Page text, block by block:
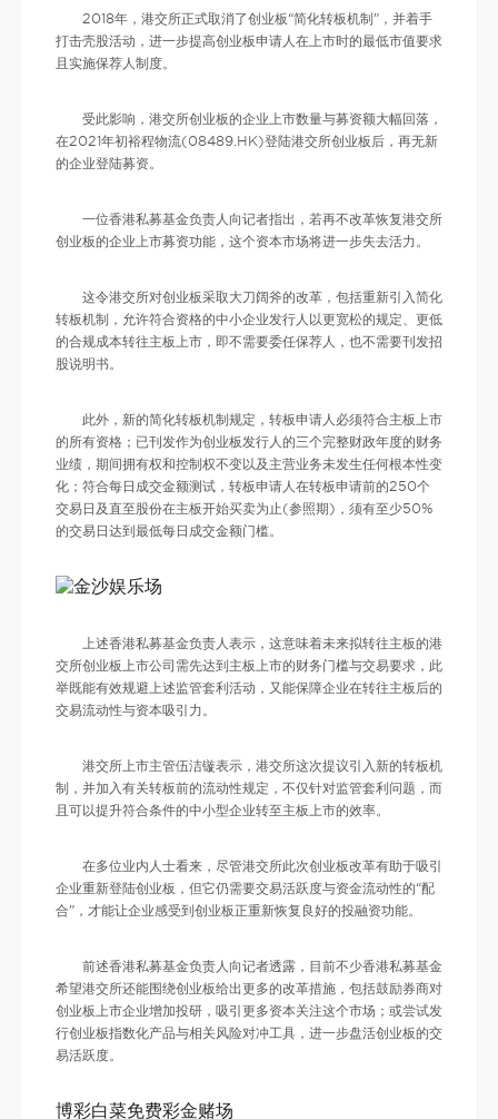
2018年，港交所正式取消了创业板“简化转板机制”，并着手
打击壳股活动，进一步提高创业板申请人在上市时的最低市值要求
且实施保荐人制度。
受此影响，港交所创业板的企业上市数量与募资额大幅回落，
在2021年初裕程物流(08489.HK)登陆港交所创业板后，再无新
的企业登陆募资。
一位香港私募基金负责人向记者指出，若再不改革恢复港交所
创业板的企业上市募资功能，这个资本市场将进一步失去活力。
这令港交所对创业板采取大刀阔斧的改革，包括重新引入简化
转板机制，允许符合资格的中小企业发行人以更宽松的规定、更低
的合规成本转往主板上市，即不需要委任保荐人，也不需要刊发招
股说明书。
此外，新的简化转板机制规定，转板申请人必须符合主板上市
的所有资格；已刊发作为创业板发行人的三个完整财政年度的财务
业绩，期间拥有权和控制权不变以及主营业务未发生任何根本性变
化；符合每日成交金额测试，转板申请人在转板申请前的250个
交易日及直至股份在主板开始买卖为止(参照期)，须有至少50%
的交易日达到最低每日成交金额门槛。
上述香港私募基金负责人表示，这意味着未来拟转往主板的港
交所创业板上市公司需先达到主板上市的财务门槛与交易要求，此
举既能有效规避上述监管套利活动，又能保障企业在转往主板后的
交易流动性与资本吸引力。
港交所上市主管伍洁镟表示，港交所这次提议引入新的转板机
制，并加入有关转板前的流动性规定，不仅针对监管套利问题，而
且可以提升符合条件的中小型企业转至主板上市的效率。
在多位业内人士看来，尽管港交所此次创业板改革有助于吸引
企业重新登陆创业板，但它仍需要交易活跃度与资金流动性的“配
合”，才能让企业感受到创业板正重新恢复良好的投融资功能。
前述香港私募基金负责人向记者透露，目前不少香港私募基金
希望港交所还能围绕创业板给出更多的改革措施，包括鼓励券商对
创业板上市企业增加投研，吸引更多资本关注这个市场；或尝试发
行创业板指数化产品与相关风险对冲工具，进一步盘活创业板的交
易活跃度。
博彩白菜免费彩金赌场